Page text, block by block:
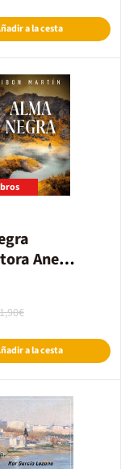
a la cesta
Ane
a la cesta